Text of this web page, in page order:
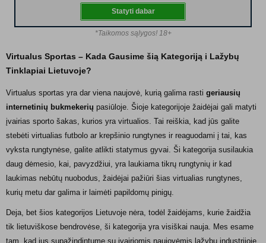
Statyti dabar
*Taikomos sąlygos! 18+
Virtualus Sportas – Kada Gausime šią Kategoriją i Lažybų
Tinklapiai Lietuvoje?
Virtualus sportas yra dar viena naujovė, kurią galima rasti geriausių
internetinių bukmekerių pasiūloje. Šioje kategorijoje žaidėjai gali matyti
įvairias sporto šakas, kurios yra virtualios. Tai reiškia, kad jūs galite
stebėti virtualias futbolo ar krepšinio rungtynes ir reaguodami į tai, kas
vyksta rungtynėse, galite atlikti statymus gyvai. Ši kategorija susilaukia
daug dėmesio, kai, pavyzdžiui, yra laukiama tikrų rungtynių ir kad
laukimas nebūtų nuobodus, žaidėjai pažiūri šias virtualias rungtynes,
kurių metu dar galima ir laimėti papildomų pinigų.
Deja, bet šios kategorijos Lietuvoje nėra, todėl žaidėjams, kurie žaidžia
tik lietuviškose bendrovėse, ši kategorija yra visiškai nauja. Mes esame
tam, kad jus supažindintume su įvairiomis naujovėmis lažybų industrijoje,